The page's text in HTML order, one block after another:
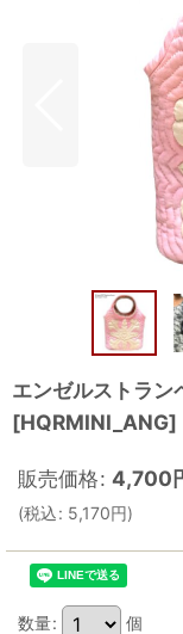
エンゼルストラン
[HQRMINI_ANG]
販売価格: 4,700
(税込: 5,170円)
数量: 個